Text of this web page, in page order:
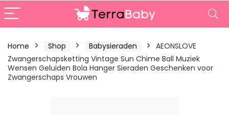
Home Shop Babysieraden
AEONSLOVE
Zwangerschapsketting Vintage Sun Chime Ball Muziek
Wensen Geluiden Bola Hanger Sieraden Geschenken voor
Zwangerschaps Vrouwen